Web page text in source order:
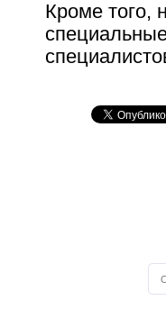
Кроме того,